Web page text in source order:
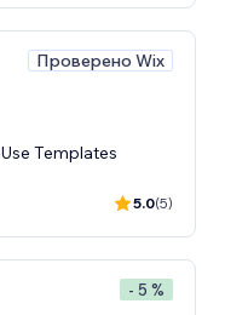
Проверено Wix
Templates
5.0(5)
- 5 %